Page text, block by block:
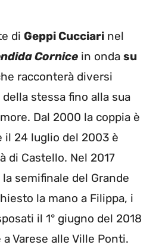
di Geppi Cucciari nel
Cornice in onda su
racconterà diversi
stessa fino alla sua
Dal 2000 la coppia è
il 24 luglio del 2003 è
di Castello. Nel 2017
semifinale del Grande
la mano a Filippa, i
il 1° giugno del 2018
Varese alle Ville Ponti.